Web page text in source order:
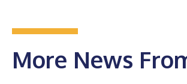
More News